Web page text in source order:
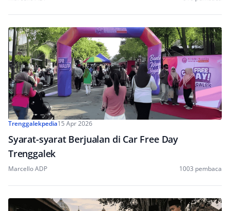
Trenggalekpedia15 Apr 2026
Syarat-syarat Berjualan di Car Free Day
Trenggalek
Marcello ADP 1003 pembaca